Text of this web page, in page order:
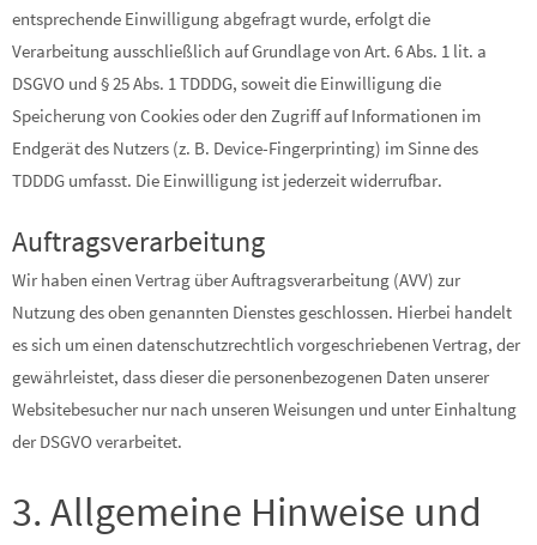
entsprechende Einwilligung abgefragt wurde, erfolgt die
Verarbeitung ausschließlich auf Grundlage von Art. 6 Abs. 1 lit. a
DSGVO und § 25 Abs. 1 TDDDG, soweit die Einwilligung die
Speicherung von Cookies oder den Zugriff auf Informationen im
Endgerät des Nutzers (z. B. Device-Fingerprinting) im Sinne des
TDDDG umfasst. Die Einwilligung ist jederzeit widerrufbar.
Auftragsverarbeitung
Wir haben einen Vertrag über Auftragsverarbeitung (AVV) zur
Nutzung des oben genannten Dienstes geschlossen. Hierbei handelt
es sich um einen datenschutzrechtlich vorgeschriebenen Vertrag, der
gewährleistet, dass dieser die personenbezogenen Daten unserer
Websitebesucher nur nach unseren Weisungen und unter Einhaltung
der DSGVO verarbeitet.
3. Allgemeine Hinweise und